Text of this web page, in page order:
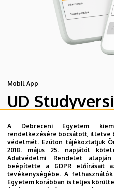
Mobil App
UD
Engedd meg, hogy
Egyetem új applikációját,
készített. Az alkalmazás
segítsünk eligazodni az
tanulmányaiddal
A Debreceni Egyetem
rendelkezésére bocsátott, illetve
védelmét. Ezúton tájékoztatjuk
2018. május 25. napjától
Adatvédelmi Rendelet
beépítette a GDPR előírásait
tevékenységébe. A
Egyetem korábban is teljes